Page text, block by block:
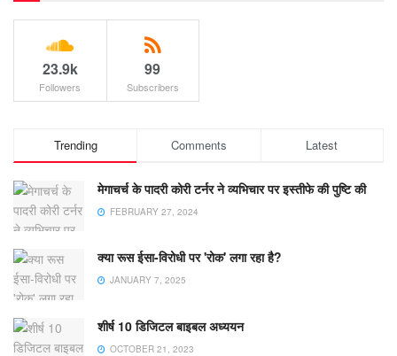
23.9k
Followers
99
Subscribers
Trending Comments Latest
मेगाचर्च के पादरी कोरी टर्नर ने व्यभिचार पर इस्तीफे की पुष्टि की
FEBRUARY 27, 2024
क्या रूस ईसा-विरोधी पर 'रोक' लगा रहा है?
JANUARY 7, 2025
शीर्ष 10 डिजिटल बाइबल अध्ययन
OCTOBER 21, 2023